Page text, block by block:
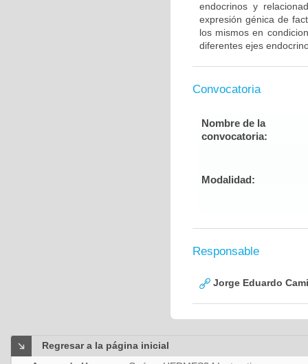
endocrinos y
expresión génica de
los mismos en
diferentes ejes
Convocatoria
Nombre de la
convocatoria:
Modalidad:
Responsable
Jorge Eduardo
Regresar a la página inicial